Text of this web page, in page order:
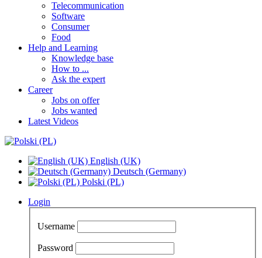
Telecommunication
Software
Consumer
Food
Help and Learning
Knowledge base
How to ...
Ask the expert
Career
Jobs on offer
Jobs wanted
Latest Videos
English (UK)
Deutsch (Germany)
Polski (PL)
Login
Username
Password